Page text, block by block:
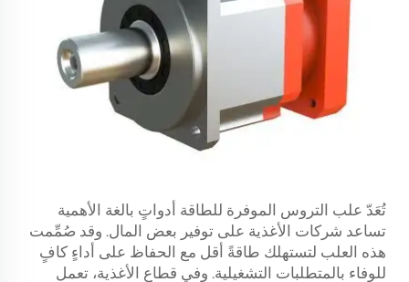
تُعَدّ علب التروس الموفرة للطاقة أدواتٍ بالغة الأهمية
تساعد شركات الأغذية على توفير بعض المال. وقد صُمِّمت
هذه العلب لتستهلك طاقةً أقل مع الحفاظ على أداءٍ كافٍ
للوفاء بالمتطلبات التشغيلية. وفي قطاع الأغذية، تعمل